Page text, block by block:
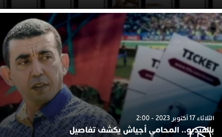
الثلاثاء 17 أكتوبر 2023 - 2:00
بالفيديو.. المحامي أجياش يكشف تفاصيل